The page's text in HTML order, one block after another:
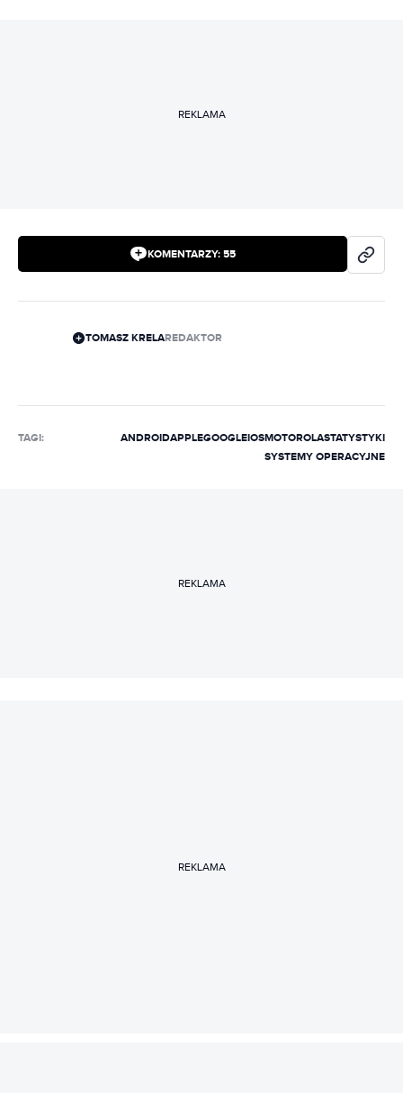
REKLAMA
KOMENTARZY: 55
TOMASZ KRELAREDAKTOR
TAGI: ANDROIDAPPLEGOOGLEIOSMOTOROLASTATYSTYKI
SYSTEMY OPERACYJNE
REKLAMA
REKLAMA